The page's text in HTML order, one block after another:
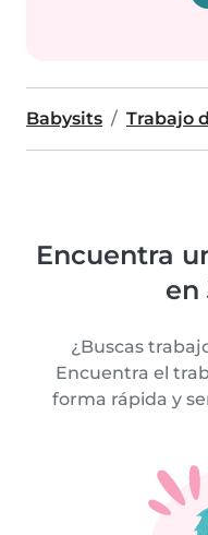
Babysits Trabajo
Encuentra
en
¿Buscas
Encuentra el
forma rápida y